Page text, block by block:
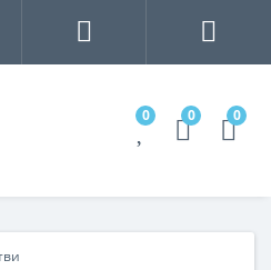
0 0 0